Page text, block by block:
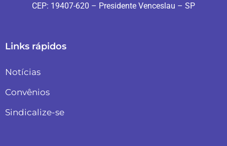
CEP: 19407-620 – Presidente Venceslau – SP
Links rápidos
Notícias
Convênios
Sindicalize-se